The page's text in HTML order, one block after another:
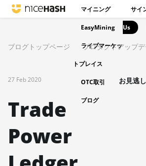
マイニング
EasyMining
ライブマーケッ
トプレイス
OTC取引
ブログ
サイ
Us
ブログトップページ プロダクトアップデ
27 Feb 2020
Trade
Power
お見逃